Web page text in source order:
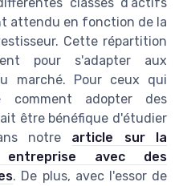
attendu en fonction de la
Cette répartition
pour s'adapter aux
marché. Pour ceux qui
comment adopter des
être bénéfique d'étudier
notre article sur la
avec des
. De plus, avec l'essor de